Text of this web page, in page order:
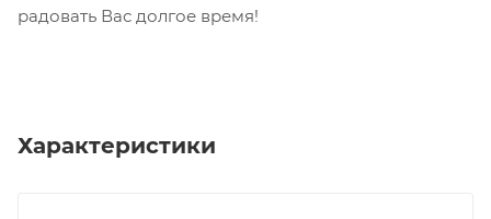
радовать Вас долгое время!
Характеристики